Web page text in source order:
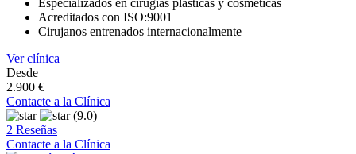
Acreditados con ISO:9001
Cirujanos entrenados internacionalmente
Ver clínica
Desde
2.900 €
Contacte a la Clínica
(9.0)
2 Reseñas
Contacte a la Clínica